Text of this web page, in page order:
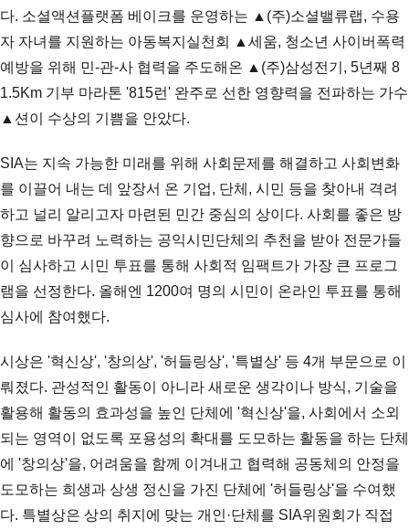
다. 소셜액션플랫폼 베이크를 운영하는 ▲(주)소셜밸류랩, 수용
자 자녀를 지원하는 아동복지실천회 ▲세움, 청소년 사이버폭력
예방을 위해 민-관-사 협력을 주도해온 ▲(주)삼성전기, 5년째 8
1.5Km 기부 마라톤 '815런' 완주로 선한 영향력을 전파하는 가수
▲션이 수상의 기쁨을 안았다.
SIA는 지속 가능한 미래를 위해 사회문제를 해결하고 사회변화
를 이끌어 내는 데 앞장서 온 기업, 단체, 시민 등을 찾아내 격려
하고 널리 알리고자 마련된 민간 중심의 상이다. 사회를 좋은 방
향으로 바꾸려 노력하는 공익시민단체의 추천을 받아 전문가들
이 심사하고 시민 투표를 통해 사회적 임팩트가 가장 큰 프로그
램을 선정한다. 올해엔 1200여 명의 시민이 온라인 투표를 통해
심사에 참여했다.
시상은 '혁신상', '창의상', '허들링상', '특별상' 등 4개 부문으로 이
뤄졌다. 관성적인 활동이 아니라 새로운 생각이나 방식, 기술을
활용해 활동의 효과성을 높인 단체에 '혁신상'을, 사회에서 소외
되는 영역이 없도록 포용성의 확대를 도모하는 활동을 하는 단체
에 '창의상'을, 어려움을 함께 이겨내고 협력해 공동체의 안정을
도모하는 희생과 상생 정신을 가진 단체에 '허들링상'을 수여했
다. 특별상은 상의 취지에 맞는 개인·단체를 SIA위원회가 직접